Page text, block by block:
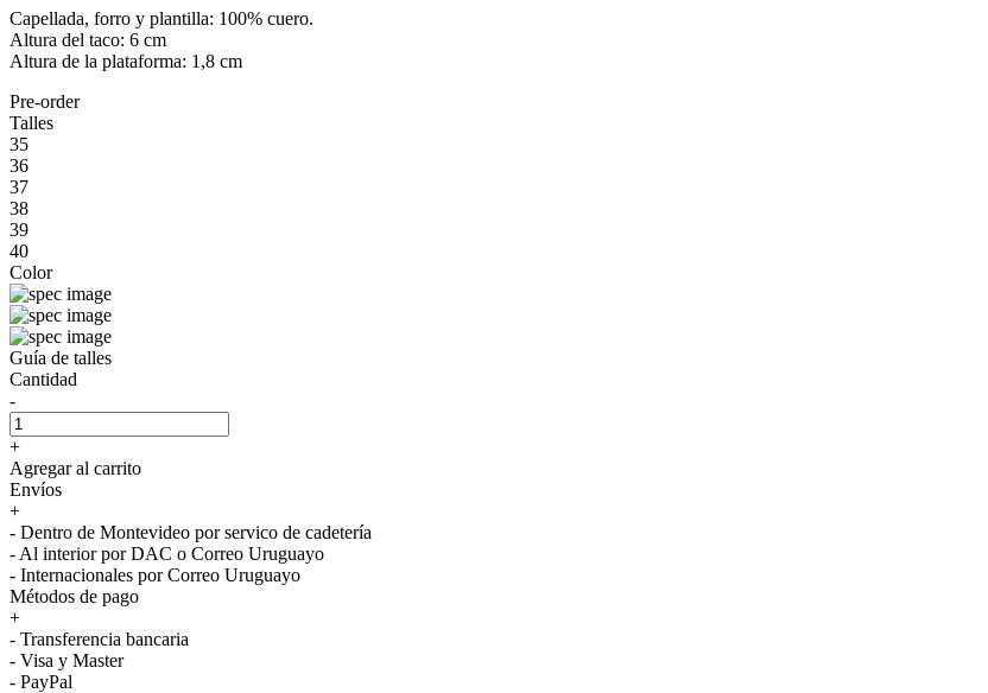
Capellada, forro y plantilla: 100% cuero.
Altura del taco: 6 cm
Altura de la plataforma: 1,8 cm
Pre-order
Talles
35
36
37
38
39
40
Color
Guía de talles
Cantidad
-
+
Agregar al carrito
Envíos
+
- Dentro de Montevideo por servico de cadetería
- Al interior por DAC o Correo Uruguayo
- Internacionales por Correo Uruguayo
Métodos de pago
+
- Transferencia bancaria
- Visa y Master
- PayPal